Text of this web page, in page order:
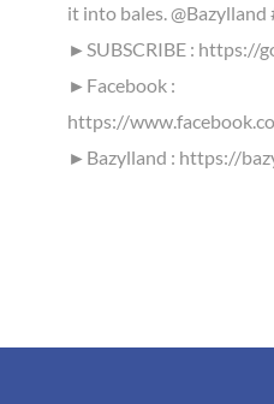
it into bales. @Bazylland
►SUBSCRIBE : https://
►Facebook :
https://
►Bazylland : https://